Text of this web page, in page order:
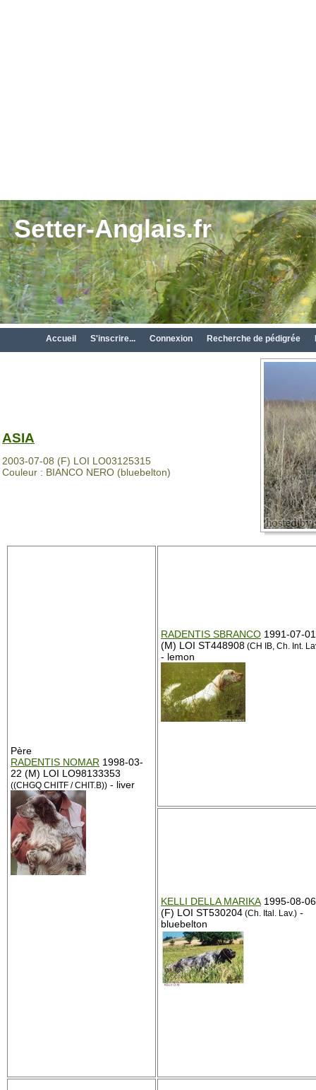
Setter-Anglais.fr
Accueil S'inscrire... Connexion Recherche de pédigrée
ASIA
2003-07-08 (F) LOI LO03125315
Couleur : BIANCO NERO (bluebelton)
Père
RADENTIS NOMAR 1998-03-
22 (M) LOI LO98133353
((CHGQ CHITF / CHIT.B)) - liver
RADENTIS SBRANCO 1991-07-01
(M) LOI ST448908 (CH IB, Ch. Int.
- lemon
KELLI DELLA MARIKA 1995-08-06
(F) LOI ST530204 (Ch. Ital. Lav.) -
bluebelton